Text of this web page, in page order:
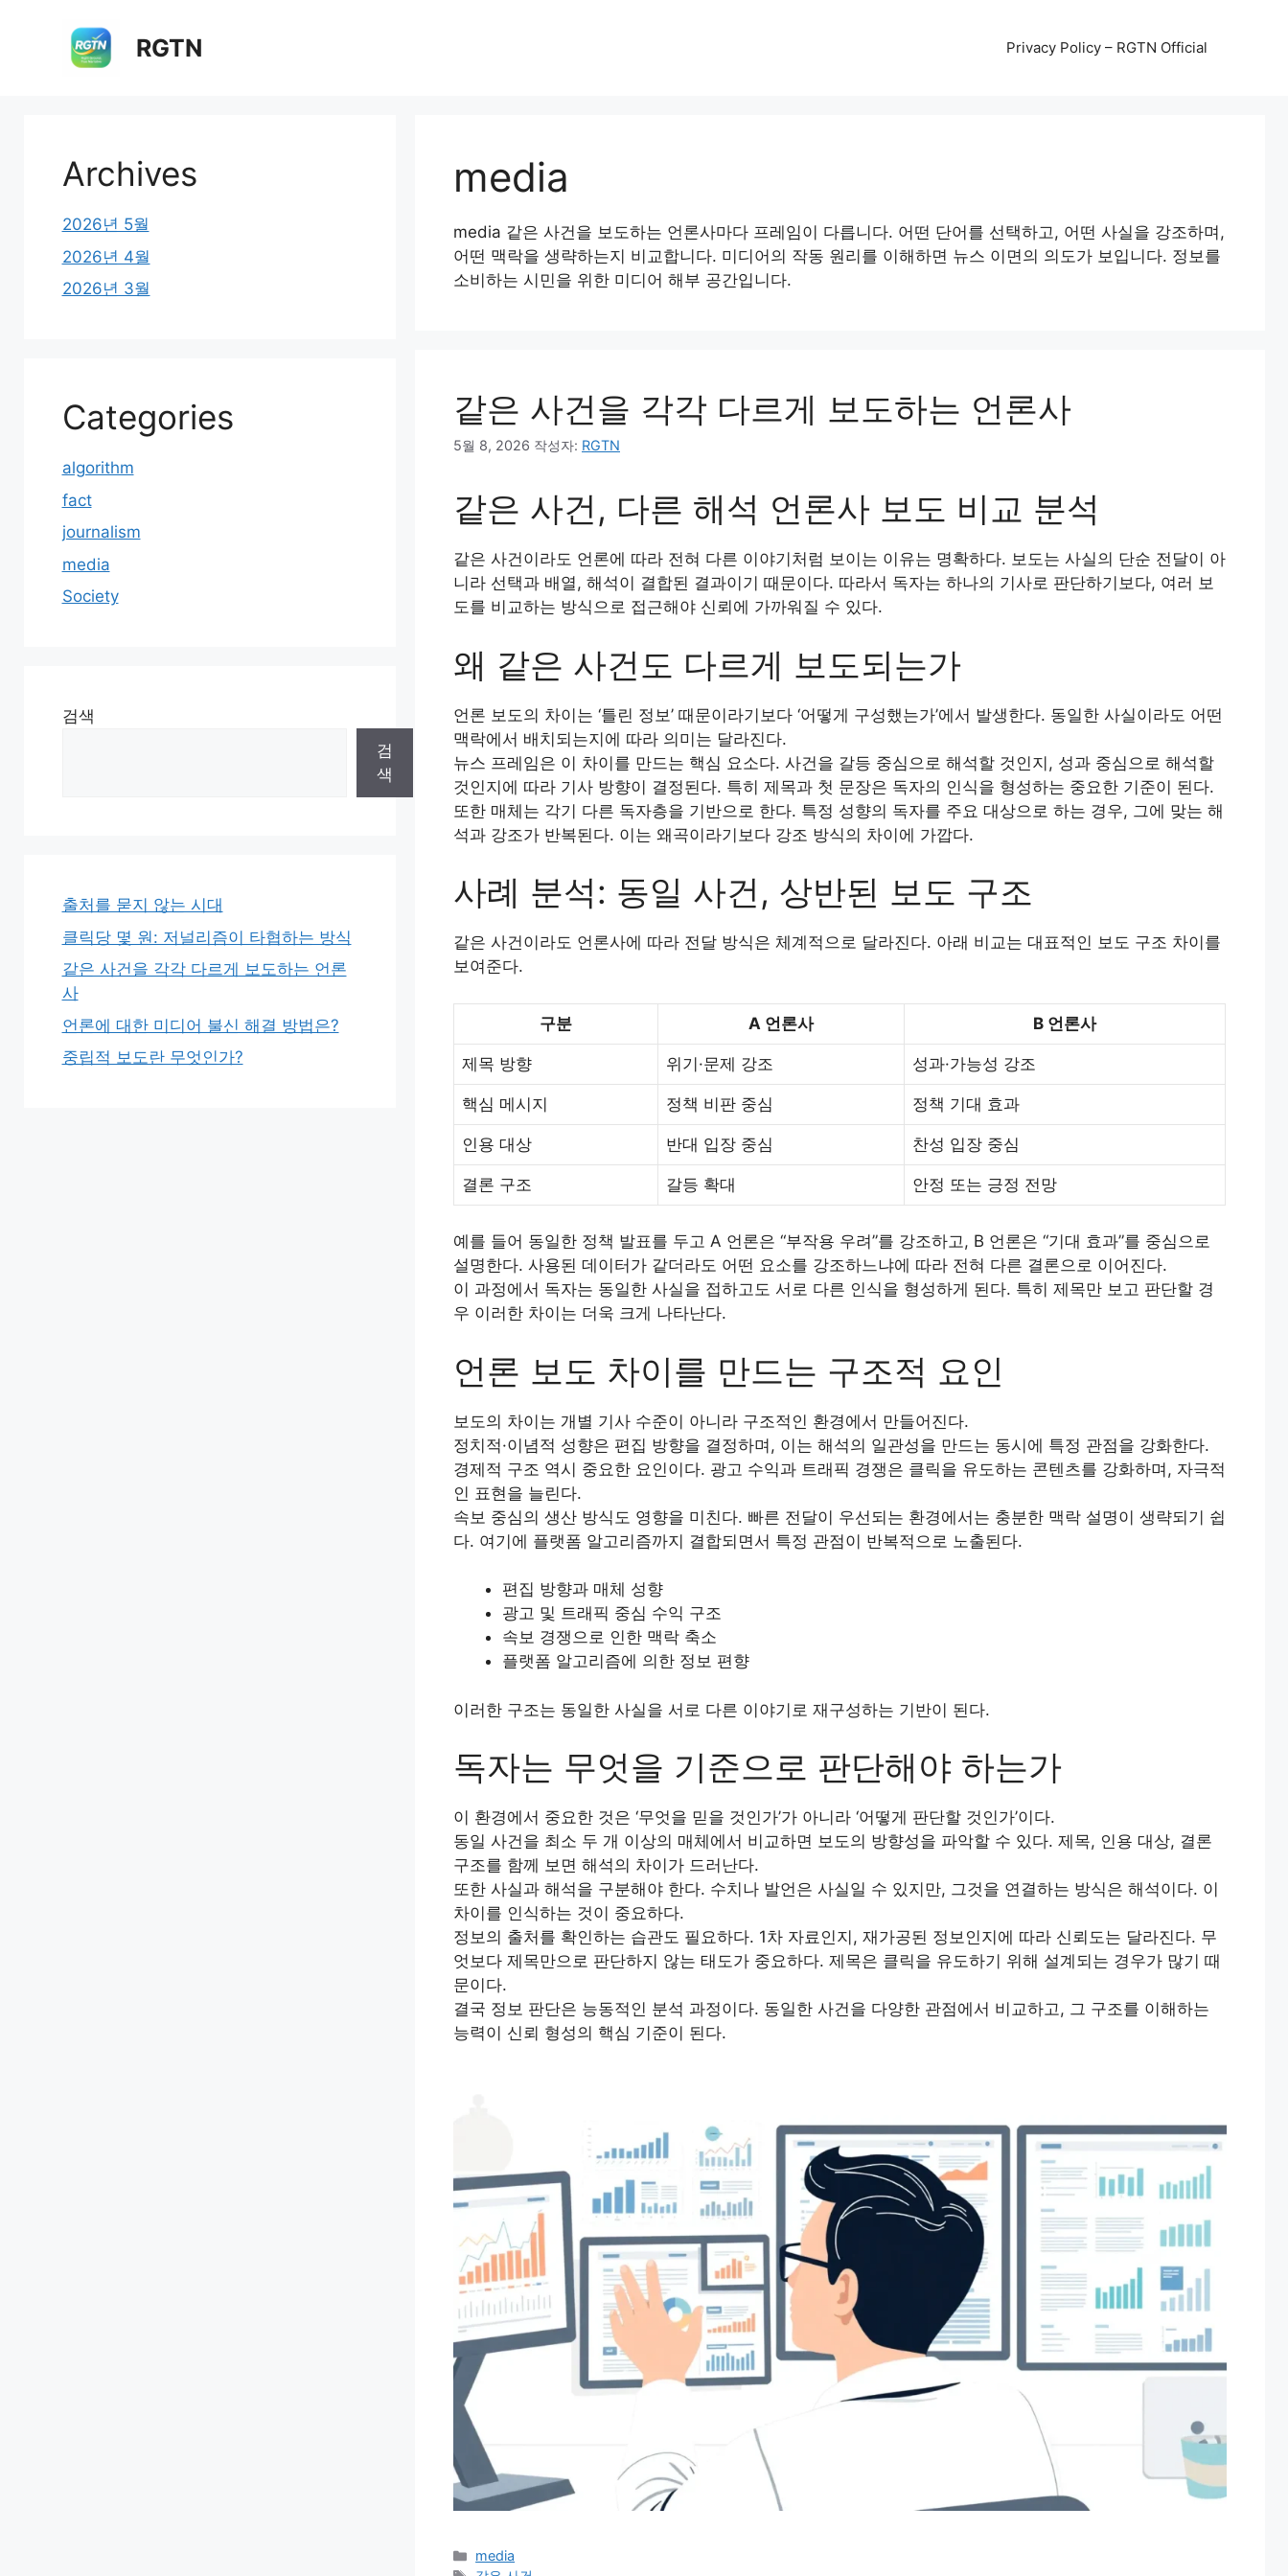
RGTN Privacy Policy – RGTN Official
media
media 같은 사건을 보도하는 언론사마다 프레임이 다릅니다. 어떤 단어를 선택하고, 어떤 사실을 강조하며,
어떤 맥락을 생략하는지 비교합니다. 미디어의 작동 원리를 이해하면 뉴스 이면의 의도가 보입니다. 정보를
소비하는 시민을 위한 미디어 해부 공간입니다.
같은 사건을 각각 다르게 보도하는 언론사
5월 8, 2026 작성자: RGTN
같은 사건, 다른 해석 언론사 보도 비교 분석
같은 사건이라도 언론에 따라 전혀 다른 이야기처럼 보이는 이유는 명확하다. 보도는 사실의 단순 전달이 아
니라 선택과 배열, 해석이 결합된 결과이기 때문이다. 따라서 독자는 하나의 기사로 판단하기보다, 여러 보
도를 비교하는 방식으로 접근해야 신뢰에 가까워질 수 있다.
왜 같은 사건도 다르게 보도되는가
언론 보도의 차이는 ‘틀린 정보’ 때문이라기보다 ‘어떻게 구성했는가’에서 발생한다. 동일한 사실이라도 어떤
맥락에서 배치되는지에 따라 의미는 달라진다.
뉴스 프레임은 이 차이를 만드는 핵심 요소다. 사건을 갈등 중심으로 해석할 것인지, 성과 중심으로 해석할
것인지에 따라 기사 방향이 결정된다. 특히 제목과 첫 문장은 독자의 인식을 형성하는 중요한 기준이 된다.
또한 매체는 각기 다른 독자층을 기반으로 한다. 특정 성향의 독자를 주요 대상으로 하는 경우, 그에 맞는 해
석과 강조가 반복된다. 이는 왜곡이라기보다 강조 방식의 차이에 가깝다.
사례 분석: 동일 사건, 상반된 보도 구조
같은 사건이라도 언론사에 따라 전달 방식은 체계적으로 달라진다. 아래 비교는 대표적인 보도 구조 차이를
보여준다.
구분 A 언론사 B 언론사
제목 방향 위기·문제 강조 성과·가능성 강조
핵심 메시지 정책 비판 중심 정책 기대 효과
인용 대상 반대 입장 중심 찬성 입장 중심
결론 구조 갈등 확대 안정 또는 긍정 전망
예를 들어 동일한 정책 발표를 두고 A 언론은 “부작용 우려”를 강조하고, B 언론은 “기대 효과”를 중심으로
설명한다. 사용된 데이터가 같더라도 어떤 요소를 강조하느냐에 따라 전혀 다른 결론으로 이어진다.
이 과정에서 독자는 동일한 사실을 접하고도 서로 다른 인식을 형성하게 된다. 특히 제목만 보고 판단할 경
우 이러한 차이는 더욱 크게 나타난다.
언론 보도 차이를 만드는 구조적 요인
보도의 차이는 개별 기사 수준이 아니라 구조적인 환경에서 만들어진다.
정치적·이념적 성향은 편집 방향을 결정하며, 이는 해석의 일관성을 만드는 동시에 특정 관점을 강화한다.
경제적 구조 역시 중요한 요인이다. 광고 수익과 트래픽 경쟁은 클릭을 유도하는 콘텐츠를 강화하며, 자극적
인 표현을 늘린다.
속보 중심의 생산 방식도 영향을 미친다. 빠른 전달이 우선되는 환경에서는 충분한 맥락 설명이 생략되기 쉽
다. 여기에 플랫폼 알고리즘까지 결합되면서 특정 관점이 반복적으로 노출된다.
편집 방향과 매체 성향
광고 및 트래픽 중심 수익 구조
속보 경쟁으로 인한 맥락 축소
플랫폼 알고리즘에 의한 정보 편향
이러한 구조는 동일한 사실을 서로 다른 이야기로 재구성하는 기반이 된다.
독자는 무엇을 기준으로 판단해야 하는가
이 환경에서 중요한 것은 ‘무엇을 믿을 것인가’가 아니라 ‘어떻게 판단할 것인가’이다.
동일 사건을 최소 두 개 이상의 매체에서 비교하면 보도의 방향성을 파악할 수 있다. 제목, 인용 대상, 결론
구조를 함께 보면 해석의 차이가 드러난다.
또한 사실과 해석을 구분해야 한다. 수치나 발언은 사실일 수 있지만, 그것을 연결하는 방식은 해석이다. 이
차이를 인식하는 것이 중요하다.
정보의 출처를 확인하는 습관도 필요하다. 1차 자료인지, 재가공된 정보인지에 따라 신뢰도는 달라진다. 무
엇보다 제목만으로 판단하지 않는 태도가 중요하다. 제목은 클릭을 유도하기 위해 설계되는 경우가 많기 때
문이다.
결국 정보 판단은 능동적인 분석 과정이다. 동일한 사건을 다양한 관점에서 비교하고, 그 구조를 이해하는
능력이 신뢰 형성의 핵심 기준이 된다.
카
media
Archives
2026년 5월
2026년 4월
2026년 3월
Categories
algorithm
fact
journalism
media
Society
검색
검
색
출처를 묻지 않는 시대
클릭당 몇 원: 저널리즘이 타협하는 방식
같은 사건을 각각 다르게 보도하는 언론
사
언론에 대한 미디어 불신 해결 방법은?
중립적 보도란 무엇인가?